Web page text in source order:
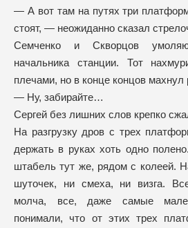
— А вот там на путях три
стоят, — неожиданно сказал
Семченко и Скворцов
начальника станции. Тот
плечами, но в конце концов махнул
— Ну, забирайте…
Сергей без лишних слов крепко
На разгрузку дров с трех
держать в руках хоть одно
штабель тут же, рядом с колеей.
шуточек, ни смеха, ни визга.
молча, все, даже самые
понимали, что от этих трех